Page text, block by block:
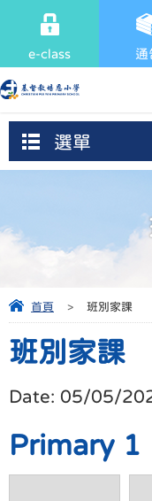
e-class 通
選單
首頁 > 班別家課
班別家課
Date: 05/05/
Primary 1